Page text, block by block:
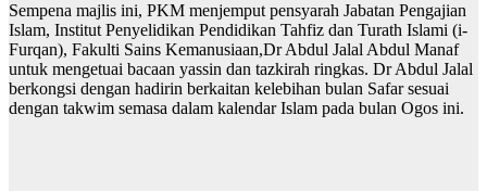
Sempena majlis ini, PKM menjemput pensyarah Jabatan Pengajian
Islam, Institut Penyelidikan Pendidikan Tahfiz dan Turath Islami (i-
Furqan), Fakulti Sains Kemanusiaan,Dr Abdul Jalal Abdul Manaf
untuk mengetuai bacaan yassin dan tazkirah ringkas. Dr Abdul Jalal
berkongsi dengan hadirin berkaitan kelebihan bulan Safar sesuai
dengan takwim semasa dalam kalendar Islam pada bulan Ogos ini.